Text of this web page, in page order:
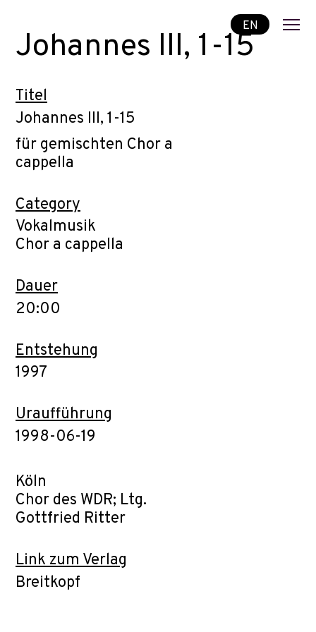
EN
Johannes III, 1-15
Titel
Johannes III, 1-15
für gemischten Chor a
cappella
Category
Vokalmusik
Chor a cappella
Dauer
20:00
Entstehung
1997
Uraufführung
1998-06-19
Köln
Chor des WDR; Ltg.
Gottfried Ritter
Link zum Verlag
Breitkopf